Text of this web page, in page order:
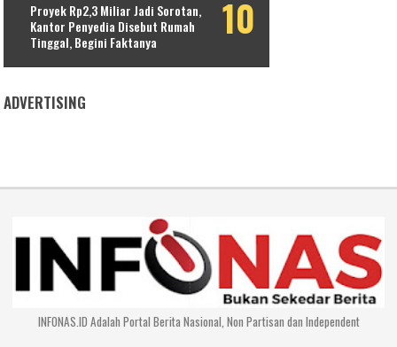
Proyek Rp2,3 Miliar Jadi Sorotan,
Kantor Penyedia Disebut Rumah
Tinggal, Begini Faktanya
ADVERTISING
INFONAS.ID Adalah Portal Berita Nasional, Non Partisan dan Independent